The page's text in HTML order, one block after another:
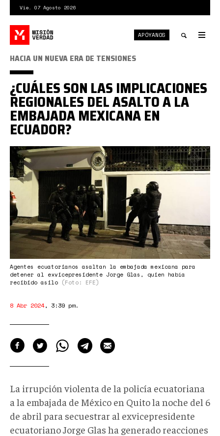
contenido
principal
Vie. 07 Agosto 2026
APÓYANOS
QHDORAJZOPCZTC7QEDG6D7G7FM.jpg
Agentes ecuatorianos asaltan la embajada mexicana para
detener al exvicepresidente Jorge Glas, quien había
recibido asilo (Foto: EFE)
HACIA UN NUEVA ERA DE TENSIONES
¿CUÁLES SON LAS IMPLICACIONES
REGIONALES DEL ASALTO A LA
EMBAJADA MEXICANA EN
ECUADOR?
8 Abr 2024, 3:39 pm.
La irrupción violenta de la policía ecuatoriana
a la embajada de México en Quito la noche del 6
de abril para secuestrar al exvicepresidente
ecuatoriano Jorge Glas ha generado reacciones